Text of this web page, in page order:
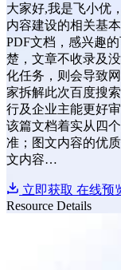
大家好,我是飞小优
内容建设的相关基
PDF文档，感兴趣
楚，文章不收录及
化任务，则会导致
家拆解此次百度搜
行及企业主能更好
该篇文档着实从四
准；图文内容的优
文内容…
立即获取 在线预
Resource Details